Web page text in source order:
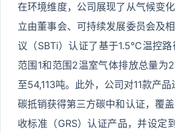
在环境维度，公司展现了从气候变
立由董事会、可持续发展委员会及
议（SBTi）认证了基于1.5°C温控
范围1和范围2温室气体排放总量
至54,113吨。此外，公司对11款产
碳抵销获得第三方碳中和认证，覆
收标准（GRS）认证产品，并设